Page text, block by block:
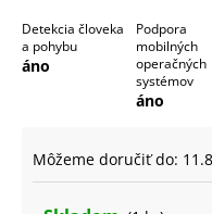
Detekcia človeka
a pohybu
áno
Podpora
mobilných
operačných
systémov
áno
Môžeme doručiť do:
O
ú